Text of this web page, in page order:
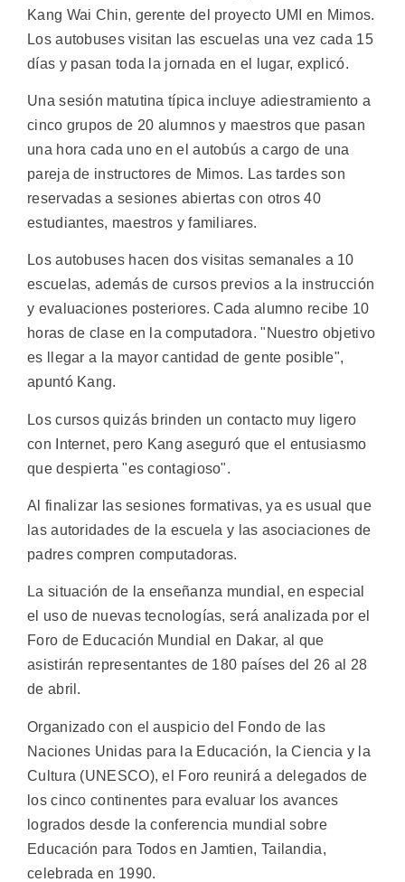
Kang Wai Chin, gerente del proyecto UMI en Mimos.
Los autobuses visitan las escuelas una vez cada 15
días y pasan toda la jornada en el lugar, explicó.
Una sesión matutina típica incluye adiestramiento a
cinco grupos de 20 alumnos y maestros que pasan
una hora cada uno en el autobús a cargo de una
pareja de instructores de Mimos. Las tardes son
reservadas a sesiones abiertas con otros 40
estudiantes, maestros y familiares.
Los autobuses hacen dos visitas semanales a 10
escuelas, además de cursos previos a la instrucción
y evaluaciones posteriores. Cada alumno recibe 10
horas de clase en la computadora. "Nuestro objetivo
es llegar a la mayor cantidad de gente posible",
apuntó Kang.
Los cursos quizás brinden un contacto muy ligero
con Internet, pero Kang aseguró que el entusiasmo
que despierta "es contagioso".
Al finalizar las sesiones formativas, ya es usual que
las autoridades de la escuela y las asociaciones de
padres compren computadoras.
La situación de la enseñanza mundial, en especial
el uso de nuevas tecnologías, será analizada por el
Foro de Educación Mundial en Dakar, al que
asistirán representantes de 180 países del 26 al 28
de abril.
Organizado con el auspicio del Fondo de las
Naciones Unidas para la Educación, la Ciencia y la
Cultura (UNESCO), el Foro reunirá a delegados de
los cinco continentes para evaluar los avances
logrados desde la conferencia mundial sobre
Educación para Todos en Jamtien, Tailandia,
celebrada en 1990.